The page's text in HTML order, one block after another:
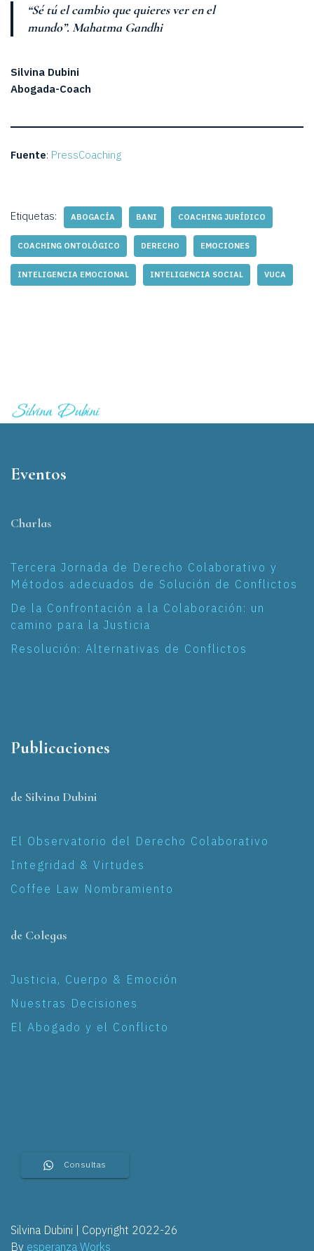
“Sé tú el cambio que quieres ver en el
mundo”.Mahatma Gandhi
Silvina Dubini
Abogada-Coach
Fuente: PressCoaching
Etiquetas: ABOGACÍA BANI COACHING JURÍDICO
COACHING ONTOLÓGICO DERECHO EMOCIONES
INTELIGENCIA EMOCIONAL INTELIGENCIA SOCIAL VUCA
Eventos
Charlas
Tercera Jornada de Derecho Colaborativo y
Métodos adecuados de Solución de Conflictos
De la Confrontación a la Colaboración: un
camino para la Justicia
Resolución: Alternativas de Conflictos
Publicaciones
de Silvina Dubini
El Observatorio del Derecho Colaborativo
Integridad & Virtudes
Coffee Law Nombramiento
de Colegas
Justicia, Cuerpo & Emoción
Nuestras Decisiones
El Abogado y el Conflicto
Silvina Dubini | Copyright 2022-26
Consultas